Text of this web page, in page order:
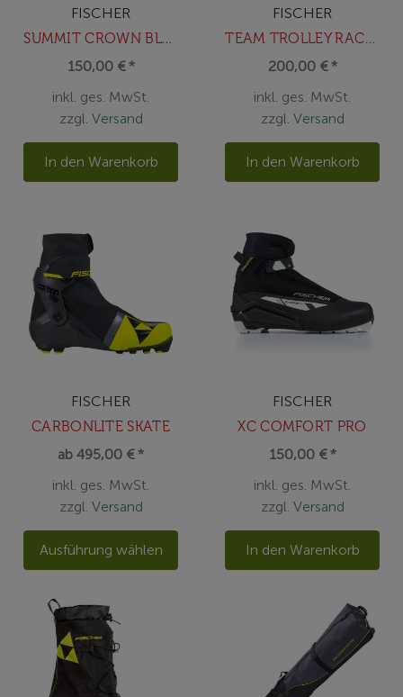
FISCHER
SUMMIT CROWN BLUE EF SET / BDG COMP
150,00 € *
inkl. ges. MwSt.
zzgl. Versand
In den Warenkorb
FISCHER
TEAM TROLLEY RACE 188L - FISCHER
200,00 € *
inkl. ges. MwSt.
zzgl. Versand
In den Warenkorb
FISCHER
CARBONLITE SKATE
ab 495,00 € *
inkl. ges. MwSt.
zzgl. Versand
Ausführung wählen
FISCHER
XC COMFORT PRO
150,00 € *
inkl. ges. MwSt.
zzgl. Versand
In den Warenkorb